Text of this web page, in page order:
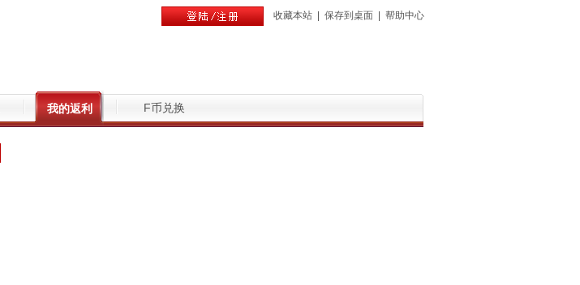
收藏本站 保存到桌面 帮助中心
我的返利 F币兑换